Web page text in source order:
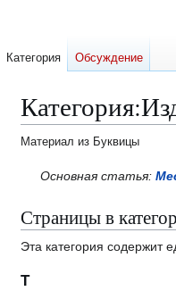
Категория:
Материал из Буквицы
Перейти
навигации
Перейти
поиску
Основная статья:
Страницы в
Эта категория содержит
Т
Категория Обсуждение